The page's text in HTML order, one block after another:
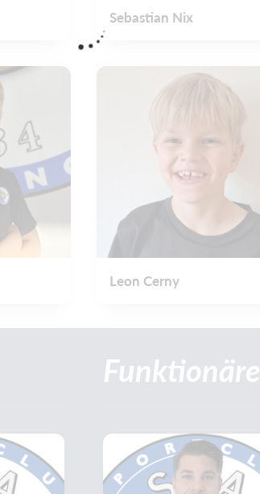
Sebastian Nix
Leon Cerny
Funktionäre